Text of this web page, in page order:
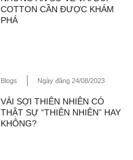
COTTON CẦN ĐƯỢC KHÁM
PHÁ
Blogs Ngày đăng 24/08/2023
VẢI SỢI THIÊN NHIÊN CÓ
THẬT SỰ “THIÊN NHIÊN” HAY
KHÔNG?